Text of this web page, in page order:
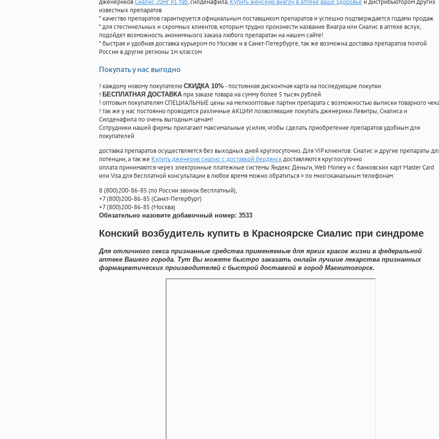
дженериковСиалис 20мг n1 таб, силденафила, Купить женскую виагру в аптеке ваше здоровье и дистрибьютором других
известных препаратов
* качество препаратов гарантируется официальным поставщиком препаратов и успешно подтверждается годами продаж
* для стестинельных и скромных клиентов, которым трудно произнести название Виагра или Сиалис в аптеке вслух,
подойдет возможность анонимныого заказа любого препаратан на нашем сайте!
* быстрая и удобная доставка курьером по Москве и в Санкт-Петербурге, так же возможна доставка препаратов почтой
России в другие регионы 1м классом
Покупать у нас выгодно
! каждому новому покупателю СКИДКА 10%- постоянная дисконтная карта на последующие покупки
! БЕСПЛАТНАЯ ДОСТАВКА при заказе товара на сумму более 5 тысяч рублей
! оптовым покупателям СПЕЦИАЛЬНЫЕ цены на мелкооптовые партии препарата с возможностью выписки товарного
! так же у нас постоянно проводятся различные АКЦИИ позволяющие покупать дженерики Левитры, Сиалиса и
Силденафила по очень выгодным ценам!
Cотрудники нашей фирмы прилагают максимальные усилия, чтобы сделать приобретение препаратов удобным для
покупателей
доставка препаратов осуществляется без выходных дней круглосуточно. Для VIP клиентов: Сиалис и другие препараты
потенции, а так же Купить дженерик сиалис с доставкой бердянскдоставляются круглосуточно
оплата принимаются через электронные платежные системы Яндекс Деньги, Web Money и с банковских карт Master Card
или Visa для бесплатной консультации в любое время можно обратиться» по многоканальным телефонам:
8(800)200-86-85 (по России звонок бесплатный),
+7(800)200-86-85 (Санкт-Петербург)
+7(800)200-86-85 (Москва)
Обязательно назовите добавочный номер: 3533
Конский возбудитель купить в Красноярске Сиалис при синдроме
Для отличного секса признанные средства применяемые для ярких красок жизни в федеральной
аптеке Вашего города. Тут Вы можете быстро заказать онлайн лучшие лекарства признанных
фармацевтических производителей с быстрой доставкой в город Магнитогорск.